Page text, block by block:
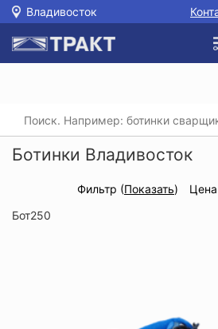
Владивосток
Главная / /
Ботинки Владивосток
Фильтр (Показать) Цена
Бот250